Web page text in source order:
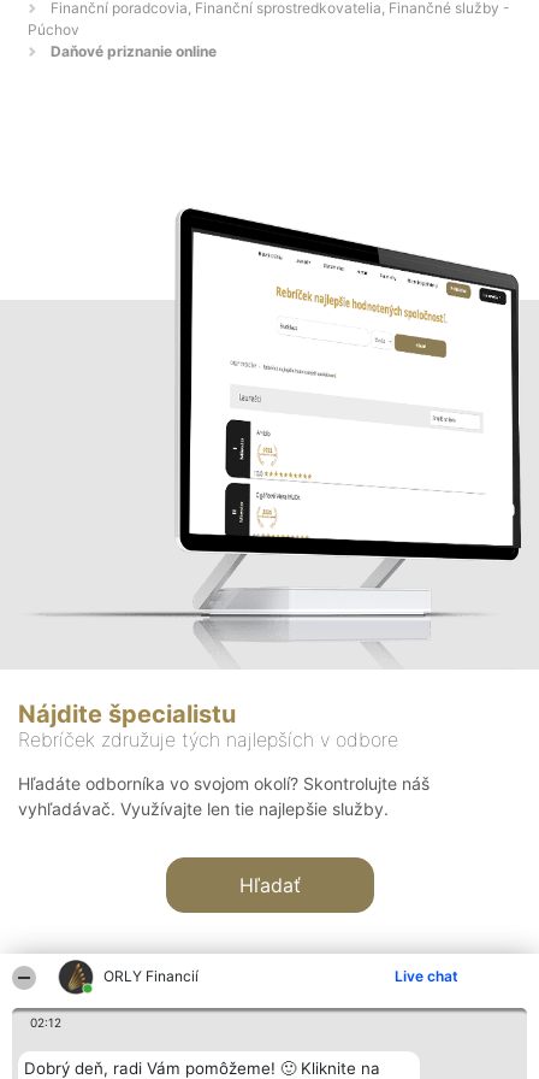
ORLY Financií Live chat
02:12
Dobrý deň, radi Vám pomôžeme! 🙂 Kliknite na
Finanční poradcovia, Finanční sprostredkovatelia, Finančné služby -
Púchov
Daňové priznanie online
Nájdite špecialistu
Rebríček združuje tých najlepších v odbore
Hľadáte odborníka vo svojom okolí? Skontrolujte náš
vyhľadávač. Využívajte len tie najlepšie služby.
Hľadať
Organizátor hodnotenia Hodnotenie Kontakt